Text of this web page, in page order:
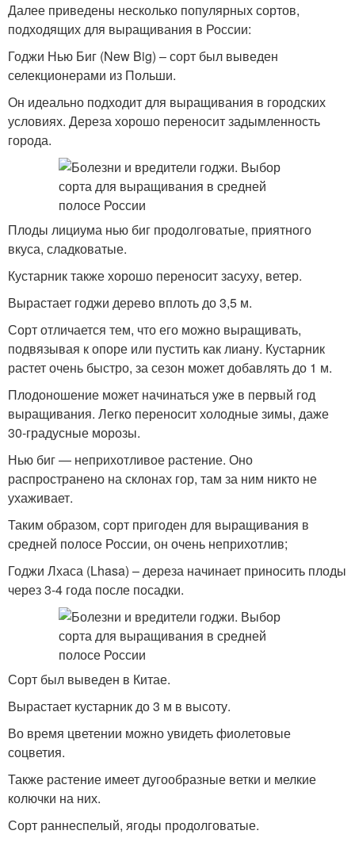
Далее приведены несколько популярных сортов,
подходящих для выращивания в России:
Годжи Нью Биг (New Big) – сорт был выведен
селекционерами из Польши.
Он идеально подходит для выращивания в городских
условиях. Дереза хорошо переносит задымленность
города.
Плоды лициума нью биг продолговатые, приятного
вкуса, сладковатые.
Кустарник также хорошо переносит засуху, ветер.
Вырастает годжи дерево вплоть до 3,5 м.
Сорт отличается тем, что его можно выращивать,
подвязывая к опоре или пустить как лиану. Кустарник
растет очень быстро, за сезон может добавлять до 1 м.
Плодоношение может начинаться уже в первый год
выращивания. Легко переносит холодные зимы, даже
30-градусные морозы.
Нью биг — неприхотливое растение. Оно
распространено на склонах гор, там за ним никто не
ухаживает.
Таким образом, сорт пригоден для выращивания в
средней полосе России, он очень неприхотлив;
Годжи Лхаса (Lhasa) – дереза начинает приносить плоды
через 3-4 года после посадки.
Сорт был выведен в Китае.
Вырастает кустарник до 3 м в высоту.
Во время цветении можно увидеть фиолетовые
соцветия.
Также растение имеет дугообразные ветки и мелкие
колючки на них.
Сорт раннеспелый, ягоды продолговатые.